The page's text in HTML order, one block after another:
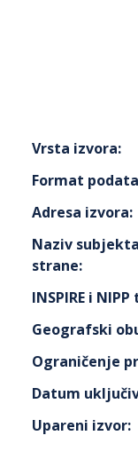
Vrsta izvora:
Format
Adresa izvora:
Naziv
strane:
INSPIRE i
Geografski
Ograničenje
Datum
Upareni izvor: